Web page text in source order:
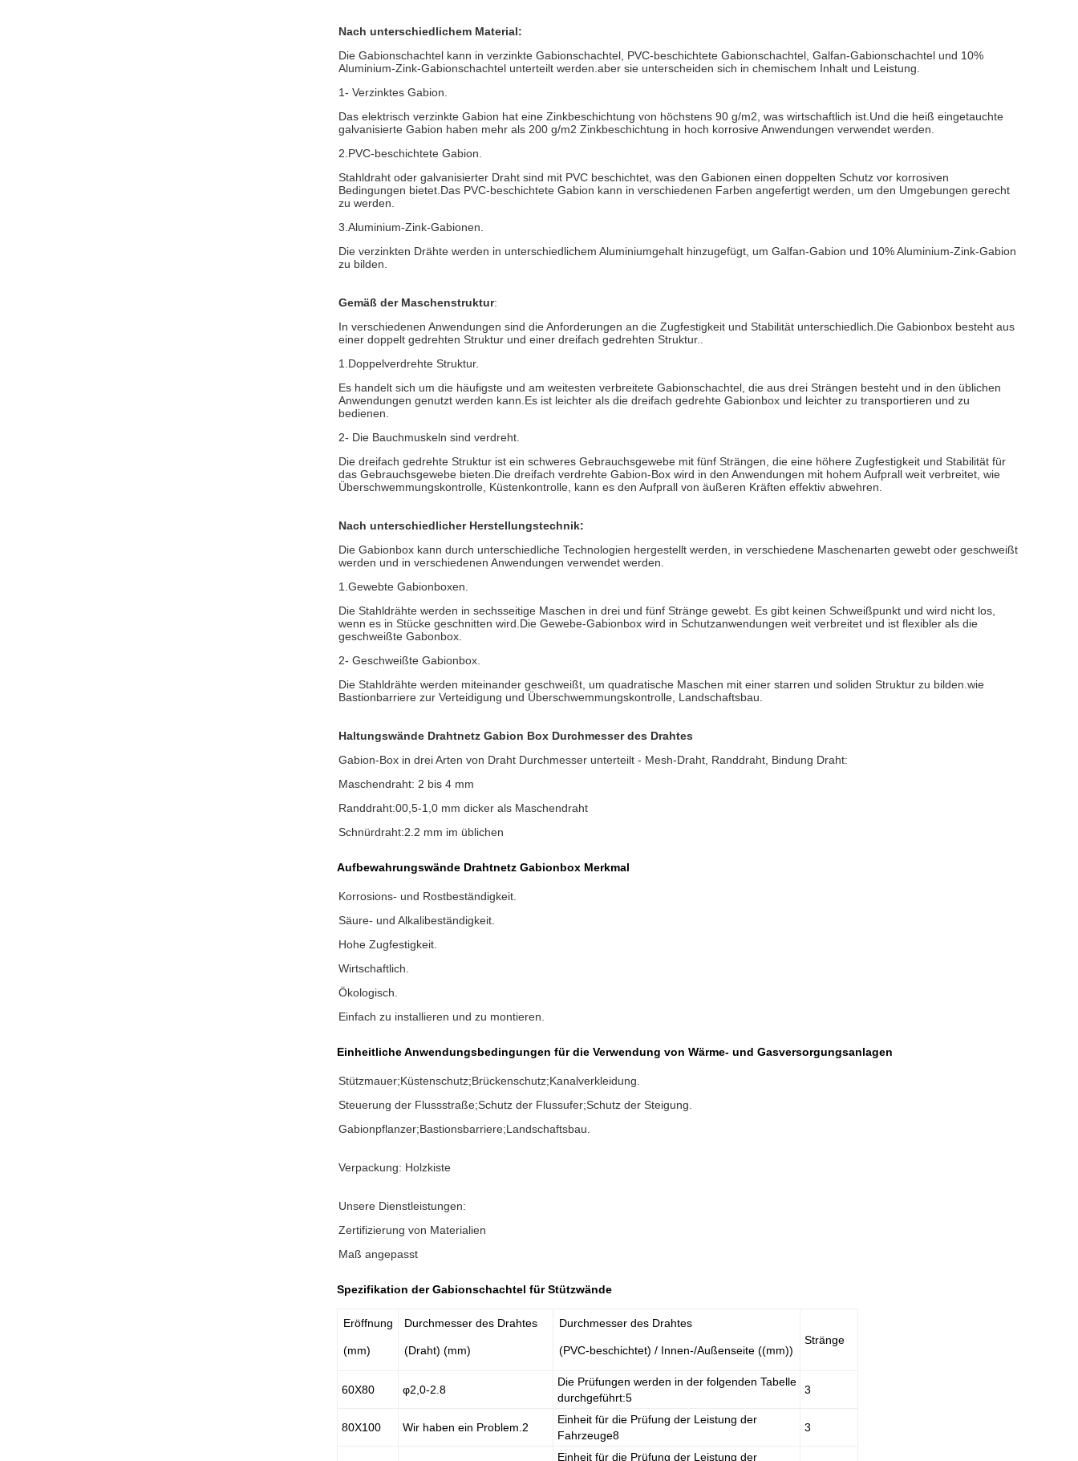
Nach unterschiedlichem Material:
Die Gabionschachtel kann in verzinkte Gabionschachtel, PVC-beschichtete Gabionschachtel, Galfan-Gabionschachtel und 10%
Aluminium-Zink-Gabionschachtel unterteilt werden.aber sie unterscheiden sich in chemischem Inhalt und Leistung.
1- Verzinktes Gabion.
Das elektrisch verzinkte Gabion hat eine Zinkbeschichtung von höchstens 90 g/m2, was wirtschaftlich ist.Und die heiß eingetauchte
galvanisierte Gabion haben mehr als 200 g/m2 Zinkbeschichtung in hoch korrosive Anwendungen verwendet werden.
2.PVC-beschichtete Gabion.
Stahldraht oder galvanisierter Draht sind mit PVC beschichtet, was den Gabionen einen doppelten Schutz vor korrosiven
Bedingungen bietet.Das PVC-beschichtete Gabion kann in verschiedenen Farben angefertigt werden, um den Umgebungen gerecht
zu werden.
3.Aluminium-Zink-Gabionen.
Die verzinkten Drähte werden in unterschiedlichem Aluminiumgehalt hinzugefügt, um Galfan-Gabion und 10% Aluminium-Zink-Gabion
zu bilden.
Gemäß der Maschenstruktur:
In verschiedenen Anwendungen sind die Anforderungen an die Zugfestigkeit und Stabilität unterschiedlich.Die Gabionbox besteht aus
einer doppelt gedrehten Struktur und einer dreifach gedrehten Struktur..
1.Doppelverdrehte Struktur.
Es handelt sich um die häufigste und am weitesten verbreitete Gabionschachtel, die aus drei Strängen besteht und in den üblichen
Anwendungen genutzt werden kann.Es ist leichter als die dreifach gedrehte Gabionbox und leichter zu transportieren und zu
bedienen.
2- Die Bauchmuskeln sind verdreht.
Die dreifach gedrehte Struktur ist ein schweres Gebrauchsgewebe mit fünf Strängen, die eine höhere Zugfestigkeit und Stabilität für
das Gebrauchsgewebe bieten.Die dreifach verdrehte Gabion-Box wird in den Anwendungen mit hohem Aufprall weit verbreitet, wie
Überschwemmungskontrolle, Küstenkontrolle, kann es den Aufprall von äußeren Kräften effektiv abwehren.
Nach unterschiedlicher Herstellungstechnik:
Die Gabionbox kann durch unterschiedliche Technologien hergestellt werden, in verschiedene Maschenarten gewebt oder geschweißt
werden und in verschiedenen Anwendungen verwendet werden.
1.Gewebte Gabionboxen.
Die Stahldrähte werden in sechsseitige Maschen in drei und fünf Stränge gewebt. Es gibt keinen Schweißpunkt und wird nicht los,
wenn es in Stücke geschnitten wird.Die Gewebe-Gabionbox wird in Schutzanwendungen weit verbreitet und ist flexibler als die
geschweißte Gabonbox.
2- Geschweißte Gabionbox.
Die Stahldrähte werden miteinander geschweißt, um quadratische Maschen mit einer starren und soliden Struktur zu bilden.wie
Bastionbarriere zur Verteidigung und Überschwemmungskontrolle, Landschaftsbau.
Haltungswände Drahtnetz Gabion Box Durchmesser des Drahtes
Gabion-Box in drei Arten von Draht Durchmesser unterteilt - Mesh-Draht, Randdraht, Bindung Draht:
Maschendraht: 2 bis 4 mm
Randdraht:00,5-1,0 mm dicker als Maschendraht
Schnürdraht:2.2 mm im üblichen
Aufbewahrungswände Drahtnetz Gabionbox Merkmal
Korrosions- und Rostbeständigkeit.
Säure- und Alkalibeständigkeit.
Hohe Zugfestigkeit.
Wirtschaftlich.
Ökologisch.
Einfach zu installieren und zu montieren.
Einheitliche Anwendungsbedingungen für die Verwendung von Wärme- und Gasversorgungsanlagen
Stützmauer;Küstenschutz;Brückenschutz;Kanalverkleidung.
Steuerung der Flussstraße;Schutz der Flussufer;Schutz der Steigung.
Gabionpflanzer;Bastionsbarriere;Landschaftsbau.
Verpackung: Holzkiste
Unsere Dienstleistungen:
Zertifizierung von Materialien
Maß angepasst
Spezifikation der Gabionschachtel für Stützwände
Eröffnung
(mm)
Durchmesser des Drahtes
(Draht) (mm)
Durchmesser des Drahtes
(PVC-beschichtet) / Innen-/Außenseite ((mm))
Stränge
60X80 φ2,0-2.8
Die Prüfungen werden in der folgenden Tabelle
durchgeführt:5
3
80X100 Wir haben ein Problem.2
Einheit für die Prüfung der Leistung der
Fahrzeuge8
3
Einheit für die Prüfung der Leistung der